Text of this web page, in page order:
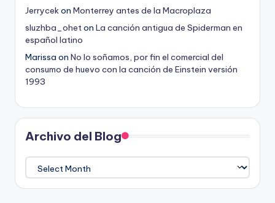
Jerrycekon Monterrey antes de la Macroplaza
sluzhba_oheton La canción antigua de Spiderman en
español latino
Marissa on No lo soñamos, por fin el comercial del
consumo de huevo con la canción de Einstein versión
1993
Archivo del Blog
Archivo
del
Blog